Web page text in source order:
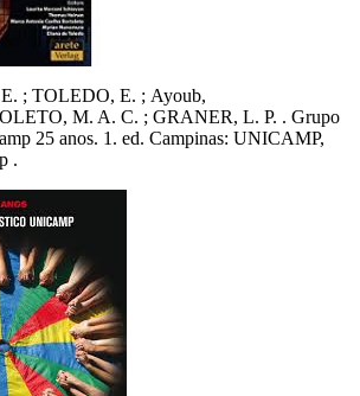
; TOLEDO, E. ; Ayoub,
M. A. C. ; GRANER, L. P. . Grupo
25 anos. 1. ed. Campinas: UNICAMP,
.